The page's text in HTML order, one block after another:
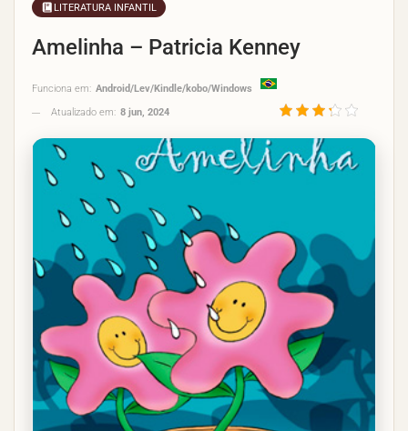
LITERATURA INFANTIL
Amelinha – Patricia Kenney
Funciona em: Android/Lev/Kindle/kobo/Windows
Atualizado em: 8 jun, 2024
3.3/5
- (14